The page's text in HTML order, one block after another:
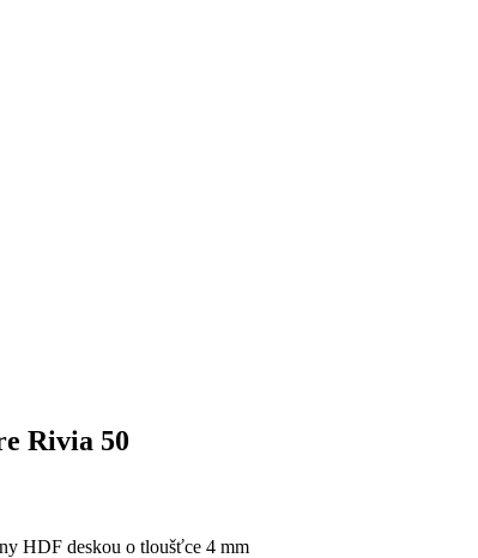
Rivia 50
HDF deskou o tloušťce 4 mm